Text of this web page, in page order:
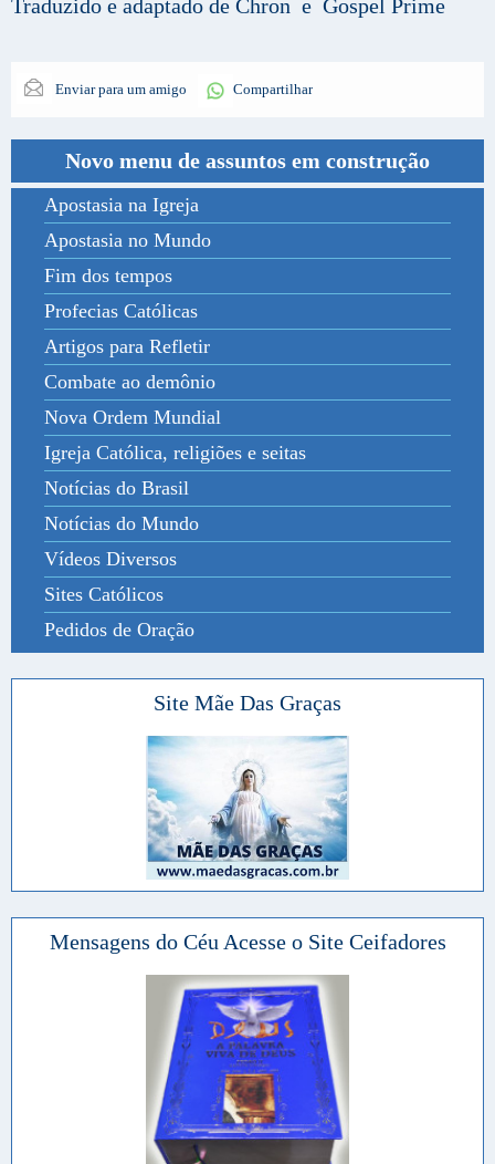
Traduzido e adaptado de Chron e Gospel Prime
Enviar para um amigo Compartilhar
Novo menu de assuntos em construção
Apostasia na Igreja
Apostasia no Mundo
Fim dos tempos
Profecias Católicas
Artigos para Refletir
Combate ao demônio
Nova Ordem Mundial
Igreja Católica, religiões e seitas
Notícias do Brasil
Notícias do Mundo
Vídeos Diversos
Sites Católicos
Pedidos de Oração
Site Mãe Das Graças
Mensagens do Céu Acesse o Site Ceifadores